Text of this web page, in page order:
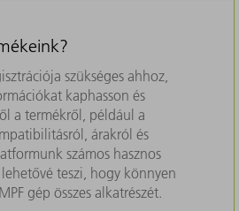
szükséges ahhoz,
kaphasson és
a termékről, például a
árakról és
számos hasznos
teszi, hogy könnyen
gép összes alkatrészét.